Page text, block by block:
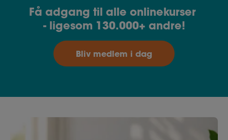
Få adgang til alle onlinekurser
- ligesom 130.000+ andre!
Bliv medlem i dag